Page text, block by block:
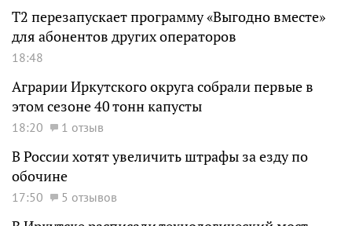
Т2 перезапускает программу «Выгодно вместе»
для абонентов других операторов
18:48
Аграрии Иркутского округа собрали первые в
этом сезоне 40 тонн капусты
18:20 1 отзыв
В России хотят увеличить штрафы за езду по
обочине
17:50 5 отзывов